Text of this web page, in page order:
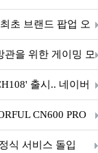
초 브랜드 팝업 오
관을 위한 게이밍 모
출시.. 네이버
CN600 PRO
식 서비스 돌입